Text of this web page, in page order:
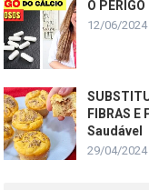
O
12/06/2024
FIBRAS
Saudável
29/04/2024